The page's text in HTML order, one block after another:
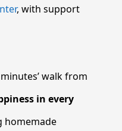
, with support
walk from
in every
homemade